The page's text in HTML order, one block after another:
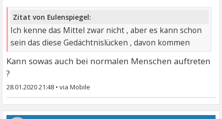
Zitat von Eulenspiegel:
Ich kenne das Mittel zwar nicht , aber es kann schon
sein das diese Gedächtnislücken , davon kommen
Kann sowas auch bei normalen Menschen auftreten
?
28.01.2020 21:48 •